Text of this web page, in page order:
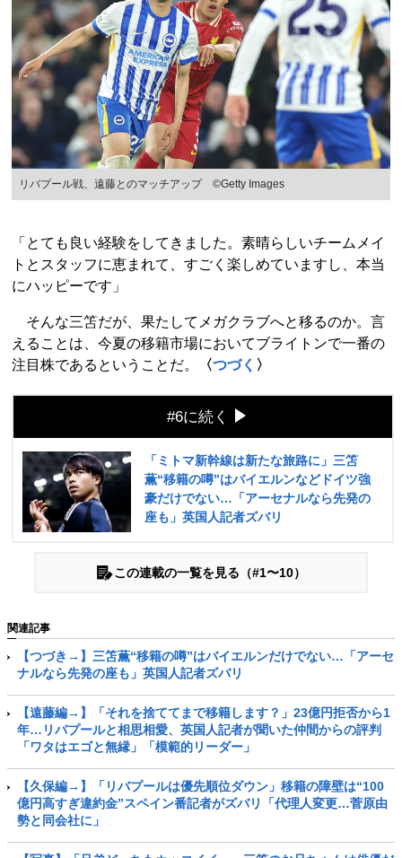
リバプール戦、遠藤とのマッチアップ ©Getty Images
「とても良い経験をしてきました。素晴らしいチームメイ
トとスタッフに恵まれて、すごく楽しめていますし、本当
にハッピーです」
そんな三笘だが、果たしてメガクラブへと移るのか。言
えることは、今夏の移籍市場においてブライトンで一番の
注目株であるということだ。
〈つづく 〉
#6に続く
「ミトマ新幹線は新たな旅路に」三笘
薫“移籍の噂”はバイエルンなどドイツ強
豪だけでない…「アーセナルなら先発の
座も」英国人記者ズバリ
この連載の一覧を見る（#1〜10）
関連記事
【つづき→】三笘薫“移籍の噂”はバイエルンだけでない…「アーセ
ナルなら先発の座も」英国人記者ズバリ
【遠藤編→】「それを捨ててまで移籍します？」23億円拒否から1
年…リバプールと相思相愛、英国人記者が聞いた仲間からの評判
「ワタはエゴと無縁」「模範的リーダー」
【久保編→】「リバプールは優先順位ダウン」移籍の障壁は“100
億円高すぎ違約金”スペイン番記者がズバリ「代理人変更…菅原由
勢と同会社に」